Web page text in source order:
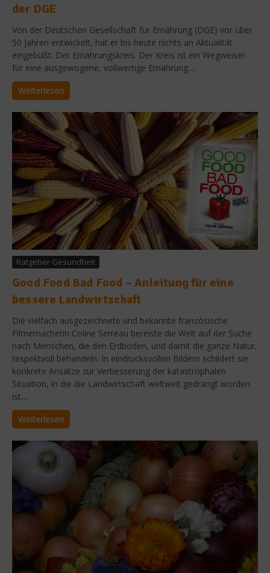
der DGE
Von der Deutschen Gesellschaft für Ernährung (DGE) vor über
50 Jahren entwickelt, hat er bis heute nichts an Aktualität
eingebüßt. Der Ernährungskreis. Der Kreis ist ein Wegweiser
für eine ausgewogene, vollwertige Ernährung....
Weiterlesen
Ratgeber Gesundheit
Good Food Bad Food – Anleitung für eine
bessere Landwirtschaft
Die vielfach ausgezeichnete und bekannte französische
Filmemacherin Coline Serreau bereiste die Welt auf der Suche
nach Menschen, die den Erdboden, und damit die ganze Natur,
respektvoll behandeln. In eindrucksvollen Bildern schildert sie
konkrete Ansätze zur Verbesserung der katastrophalen
Situation, in die die Landwirtschaft weltweit gedrängt worden
ist....
Weiterlesen